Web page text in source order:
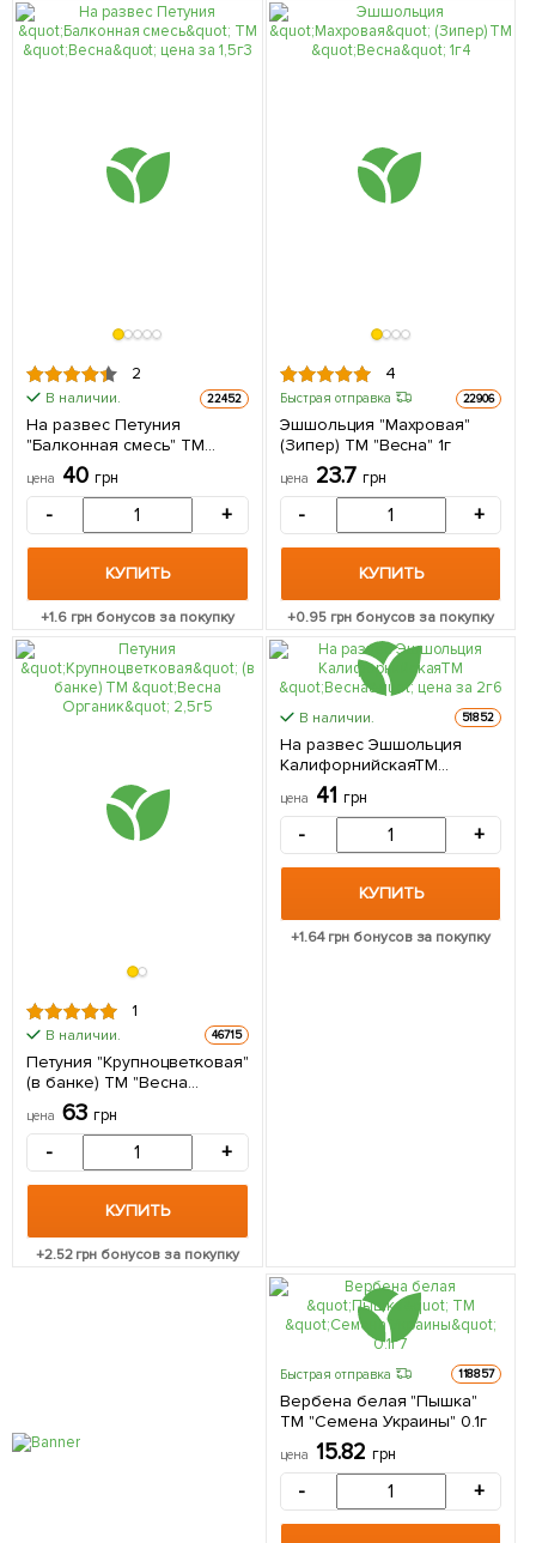
2
В наличии. 22452
На развес Петуния
"Балконная смесь" ТМ
"Весна" цена за 1,5г
цена 40 грн
- +
КУПИТЬ
+1.6 грн бонусов за покупку
4
Быстрая отправка 22906
Эшшольция "Махровая"
(Зипер) ТМ "Весна" 1г
цена 23.7 грн
- +
КУПИТЬ
+0.95 грн бонусов за покупку
1
В наличии. 46715
Петуния "Крупноцветковая"
(в банке) ТМ "Весна
Органик" 2,5г
цена 63 грн
- +
КУПИТЬ
+2.52грн бонусов за покупку
В наличии. 51852
На развес Эшшольция
КалифорнийскаяТМ
"Весна" цена за 2г
цена 41 грн
- +
КУПИТЬ
+1.64грн бонусов за покупку
Быстрая отправка 118857
Вербена белая "Пышка"
ТМ "Семена Украины" 0.1г
цена 15.82 грн
- +